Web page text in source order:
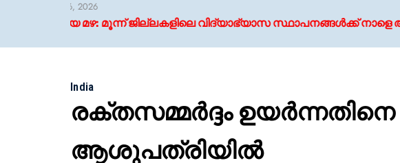
ജില്ലകളിലെ വിദ്യാഭ്യാസ സ്ഥാപനങ്ങള്‍ക്ക് നാളെ അവധി
India
രക്തസമ്മർദ്ദം
ആശുപത്രിയിൽ